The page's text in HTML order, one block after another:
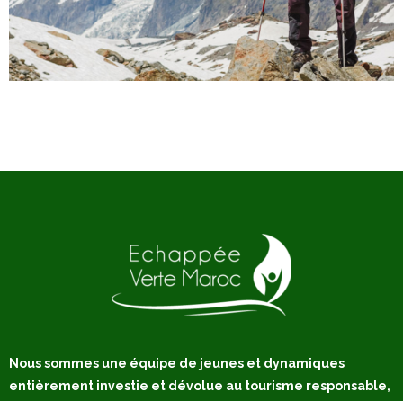
Nous sommes une équipe de jeunes et dynamiques
entièrement investie et dévolue au tourisme responsable,